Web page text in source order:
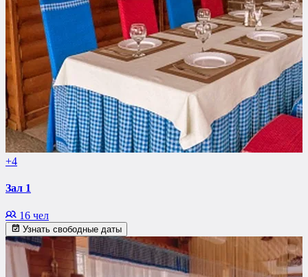
+4
Зал 1
16 чел
Узнать свободные даты